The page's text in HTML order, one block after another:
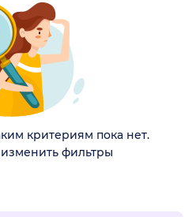
критериям пока нет.
фильтры